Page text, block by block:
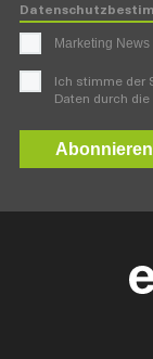
Marketing
Ich stimme der
Daten durch